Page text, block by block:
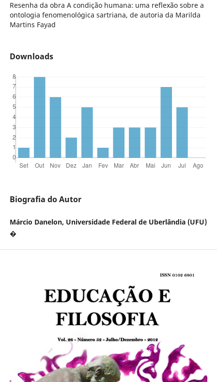
Resenha da obra A condição humana: uma reflexão sobre a
ontologia fenomenológica sartriana, de autoria da Marilda
Martins Fayad
Downloads
Biografia do Autor
Márcio Danelon, Universidade Federal de Uberlândia (UFU)
�